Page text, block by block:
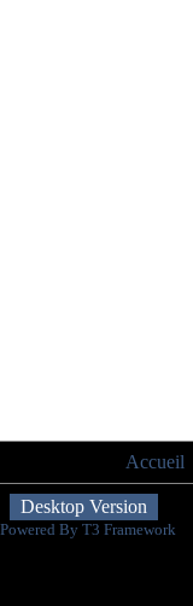
Accueil
Desktop Version
Powered By T3 Framework